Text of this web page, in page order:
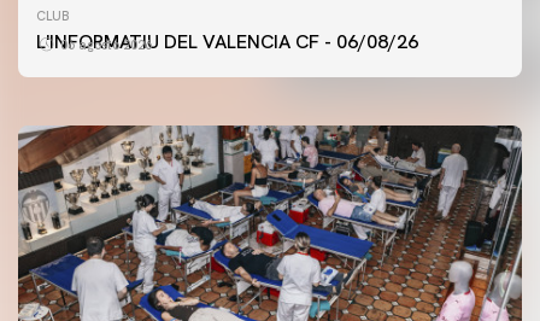
CLUB
L'INFORMATIU DEL VALENCIA CF - 06/08/26
06 agosto 2026
PRIMER EQUIP
ENTRENAMENT DEL VALENCIA CF 6/8/2026